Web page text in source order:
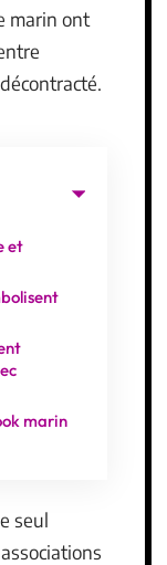
marin ont
et
marin
seul